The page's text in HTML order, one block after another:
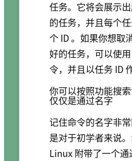
任务。它将会展示
的任务，并且每个
个 ID 。如果你想取
好的任务，可以使用
令，并且以任务 ID
你可以按照功能搜
仅仅是通过名字
记住命令的名字非
是对于初学者来说。
Linux 附带了一个